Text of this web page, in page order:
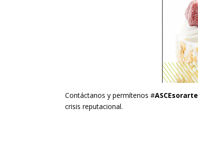
Contáctanos y permítenos #ASCEsorarte
crisis reputacional.